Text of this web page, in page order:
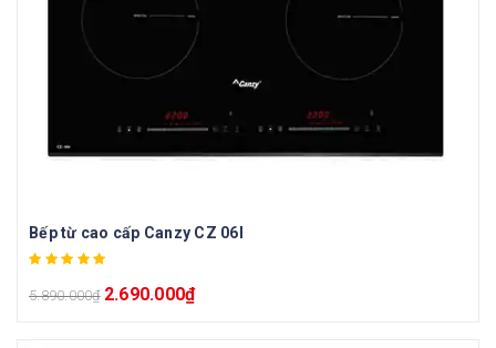
Bếp từ cao cấp Canzy CZ 06I
5.890.000₫ 2.690.000₫